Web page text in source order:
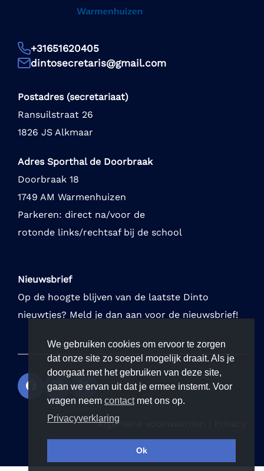
+31651620405
dintosecretaris@gmail.com
Postadres (secretariaat)
Ransuilstraat 26
1826 JS Alkmaar
Adres Sporthal de Doorbraak
Doorbraak 18
1749 AM Warmenhuizen
Parkeren: direct na/voor de
rotonde links/rechtsaf bij de school
Nieuwsbrief
Op de hoogte blijven van de laatste Dinto
nieuwtjes? Meld je dan aan voor de nieuwsbrief!
Algemene voorwaarden
We gebruiken cookies om ervoor te zorgen
dat onze site zo soepel mogelijk draait. Als je
doorgaat met het gebruiken van deze site,
gaan we ervan uit dat je ermee instemt. Voor
vragen neem contactmet ons op.
Privacyverklaring
Ok